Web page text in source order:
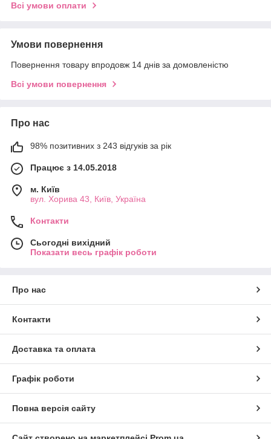
Всі умови оплати
Умови повернення
Повернення товару впродовж 14 днів за домовленістю
Всі умови повернення
Про нас
98% позитивних з 243 відгуків за рік
Працює з 14.05.2018
м. Київ
вул. Хорива 43, Київ, Україна
Контакти
Сьогодні вихідний
Показати весь графік роботи
Про нас
Контакти
Доставка та оплата
Графік роботи
Повна версія сайту